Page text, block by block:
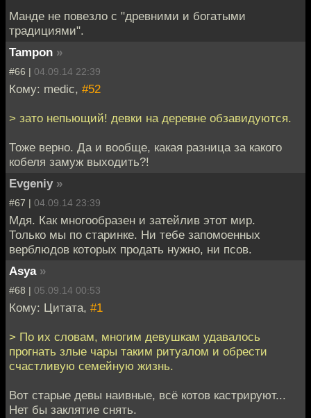
Манде не повезло с "древними и богатыми
традициями".
Tampon »
#66 | 04.09.14 22:39
Кому: medic, #52
> зато непьющий! девки на деревне обзавидуются.
Тоже верно. Да и вообще, какая разница за какого
кобеля замуж выходить?!
Evgeniy »
#67 | 04.09.14 23:39
Мдя. Как многообразен и затейлив этот мир.
Только мы по старинке. Ни тебе запомоенных
верблюдов которых продать нужно, ни псов.
Asya »
#68 | 05.09.14 00:53
Кому: Цитата, #1
> По их словам, многим девушкам удавалось
прогнать злые чары таким ритуалом и обрести
счастливую семейную жизнь.
Вот старые девы наивные, всё котов кастрируют...
Нет бы заклятие снять.